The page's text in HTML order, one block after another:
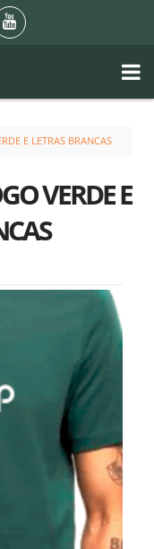
E LETRAS BRANCAS
VERDE E